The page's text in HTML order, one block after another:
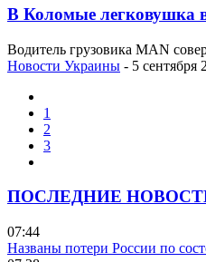
В Коломые легковушка
Водитель грузовика MAN
Новости Украины - 5 сентября
1
2
3
ПОСЛЕДНИЕ
07:44
Названы потери России по